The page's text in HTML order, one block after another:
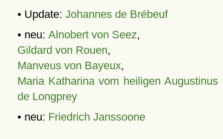
• Update: Johannes de Brébeuf
• neu: Alnobert von Seez,
Gildard von Rouen,
Manveus von Bayeux,
Maria Katharina vom heiligen Augustinus
de Longprey
• neu: Friedrich Janssoone